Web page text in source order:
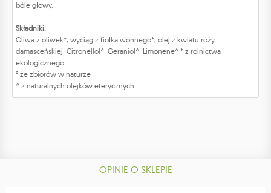
bóle głowy.
Składniki:
Oliwa z oliwek*, wyciąg z fiołka wonnego*, olej z kwiatu róży
damasceńskiej, Citronellol^, Geraniol^, Limonene^ * z rolnictwa
ekologicznego
° ze zbiorów w naturze
^ z naturalnych olejków eterycznych
OPINIE O SKLEPIE